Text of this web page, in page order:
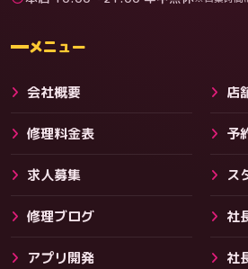
料金
メニュー
会社概要 店
修理料金表 予
求人募集 ス
修理ブログ 社
アプリ開発 社